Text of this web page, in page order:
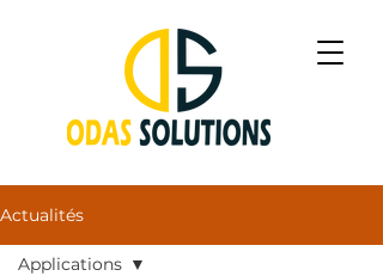
Actualités
Applications